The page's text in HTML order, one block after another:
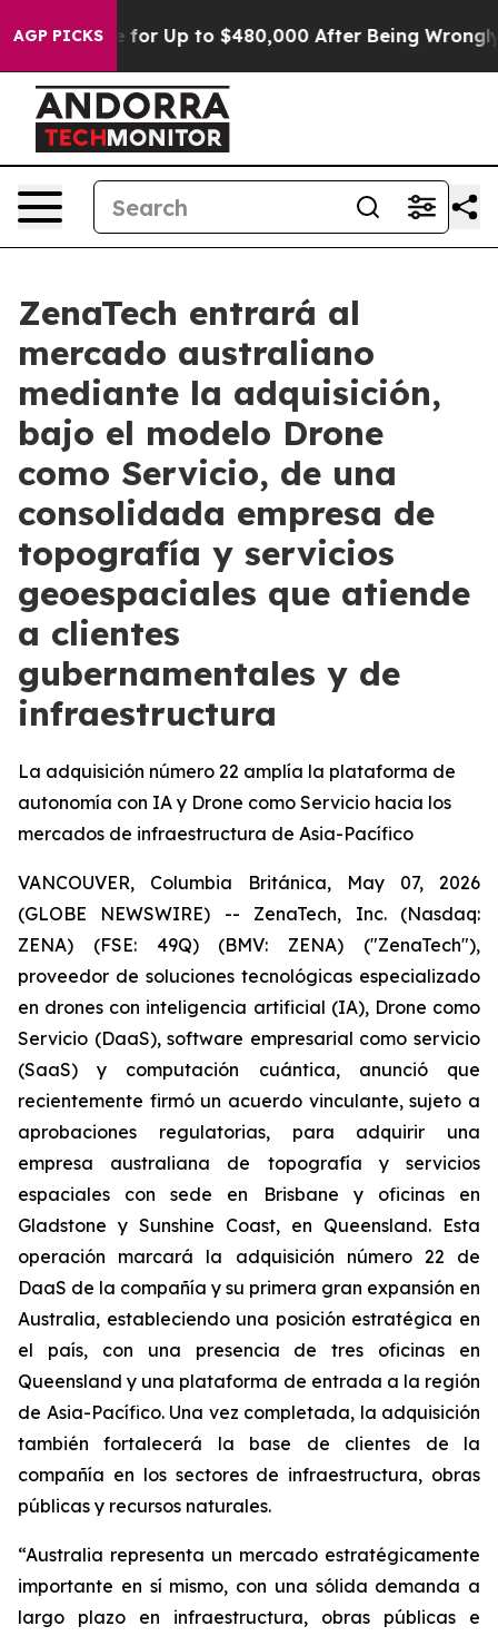
AGP PICKS
for Up to $480,000 After Being Wrongly
ZenaTech entrará al
mercado australiano
mediante la adquisición,
bajo el modelo Drone
como Servicio, de una
consolidada empresa de
topografía y servicios
geoespaciales que atiende
a clientes
gubernamentales y de
infraestructura
La adquisición número 22 amplía la plataforma de
autonomía con IA y Drone como Servicio hacia los
mercados de infraestructura de Asia-Pacífico
VANCOUVER, Columbia Británica, May 07, 2026
(GLOBE NEWSWIRE) -- ZenaTech, Inc. (Nasdaq:
ZENA) (FSE: 49Q) (BMV: ZENA) ("ZenaTech"),
proveedor de soluciones tecnológicas especializado
en drones con inteligencia artificial (IA), Drone como
Servicio (DaaS), software empresarial como servicio
(SaaS) y computación cuántica, anunció que
recientemente firmó un acuerdo vinculante, sujeto a
aprobaciones regulatorias, para adquirir una
empresa australiana de topografía y servicios
espaciales con sede en Brisbane y oficinas en
Gladstone y Sunshine Coast, en Queensland. Esta
operación marcará la adquisición número 22 de
DaaS de la compañía y su primera gran expansión en
Australia, estableciendo una posición estratégica en
el país, con una presencia de tres oficinas en
Queensland y una plataforma de entrada a la región
de Asia-Pacífico. Una vez completada, la adquisición
también fortalecerá la base de clientes de la
compañía en los sectores de infraestructura, obras
públicas y recursos naturales.
“Australia representa un mercado estratégicamente
importante en sí mismo, con una sólida demanda a
largo plazo en infraestructura, obras públicas e